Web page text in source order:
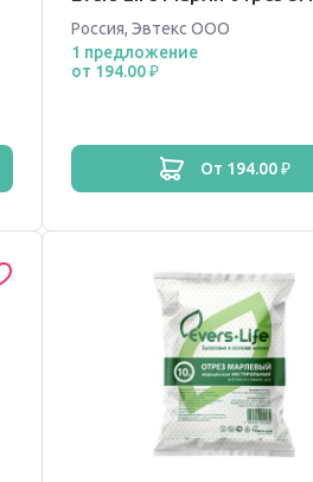
Россия,Эвтекс ООО
1 предложение
от 194.00 ₽
от 194.00 ₽